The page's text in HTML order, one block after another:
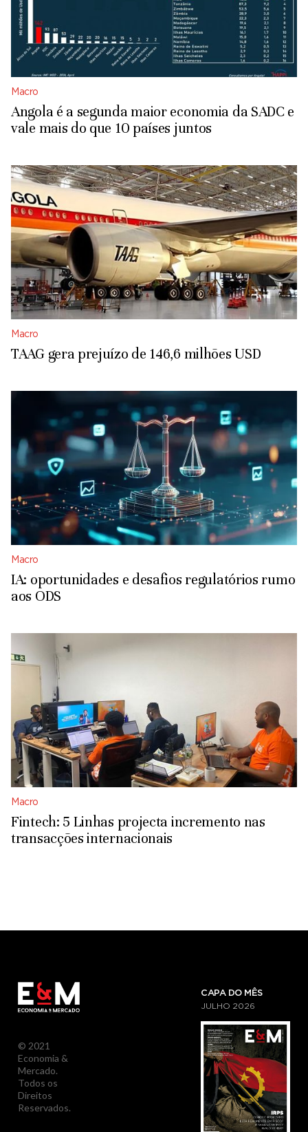
Macro
Angola é a segunda maior economia da SADC e
vale mais do que 10 países juntos
Macro
TAAG gera prejuízo de 146,6 milhões USD
Macro
IA: oportunidades e desafios regulatórios rumo
aos ODS
Macro
Fintech: 5 Linhas projecta incremento nas
transacções internacionais
© 2021
Economia &
Mercado.
Todos os
Direitos
Reservados.
CAPA DO MÊS
JULHO 2026